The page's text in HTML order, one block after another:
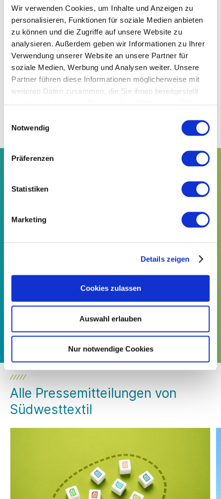
Wir verwenden Cookies, um Inhalte und Anzeigen zu
personalisieren, Funktionen für soziale Medien anbieten
zu können und die Zugriffe auf unsere Website zu
analysieren. Außerdem geben wir Informationen zu Ihrer
Verwendung unserer Website an unsere Partner für
soziale Medien, Werbung und Analysen weiter. Unsere
Partner führen diese Informationen möglicherweise mit
weiteren Daten zusammen, die Sie ihnen bereitgestellt
Notwendig
Präferenzen
Statistiken
Marketing
Details zeigen
Cookies zulassen
Auswahl erlauben
Nur notwendige Cookies
Downloads
Pressemitteilung „Mindestlohn: Beschluss über
Erhöhung belastet Wirtschaft “
Druckfähige Bilder finden Sie in
unserem Pressebereich .
Veröffentlichung ein Belegexemplar zuzusenden.
Die Textil- und Bekleidungsindustrie ist Deutschlands
Textilien Weltmarktführer.
Südwesttextil vertritt die Interessen der Branche in Baden-
eine Gemeinschaft von rund 200 Unternehmen mit 7 Mrd.
Viele sind wichtige Zulieferer für die Autoindustrie, Luft-
mit attraktiver
Mode und hochwertigen Heimtextilien den Alltag schöner
und komfortabler.
Südwesttextil ist Berater für seine Mitglieder, Netzwerker in
Förderer der Textilforschung und des Engagements für
soziale und ökologische Standards.
Textil aus Baden-Württemberg ist der Stoff, aus dem die
Alle Pressemitteilungen von
Südwesttextil